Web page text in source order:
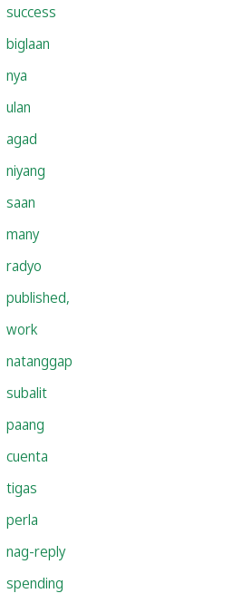
success
biglaan
nya
ulan
agad
niyang
saan
many
radyo
published,
work
natanggap
subalit
paang
cuenta
tigas
perla
nag-reply
spending